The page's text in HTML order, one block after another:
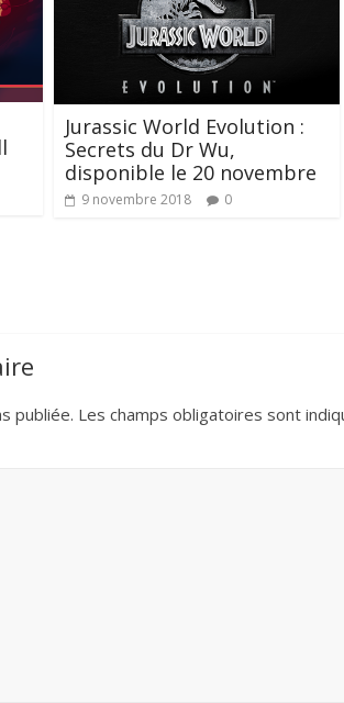
Jurassic World Evolution :
Secrets du Dr Wu,
disponible le 20 novembre
9 novembre 2018 0
publiée. Les champs obligatoires sont